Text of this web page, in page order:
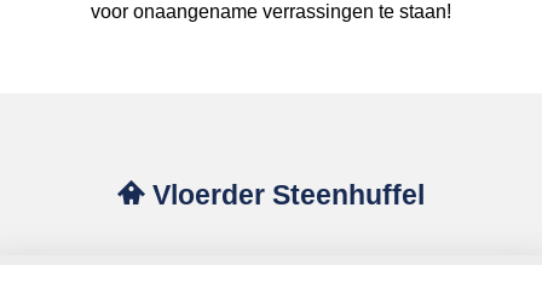
voor onaangename verrassingen te staan!
Vloerder Steenhuffel